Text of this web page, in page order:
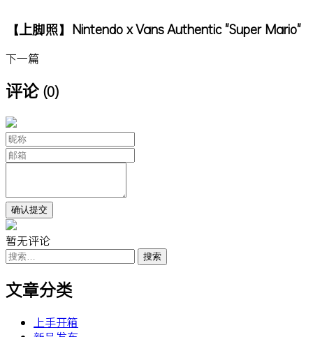
【上脚照】Nintendo x Vans Authentic "Super Mario"
下一篇
评论 (0)
暂无评论
搜
索：
文章分类
上手开箱